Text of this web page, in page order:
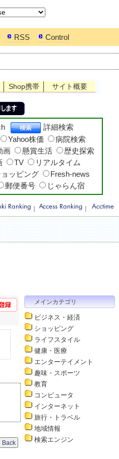
RSS Control
サイト概要
Shop携帯
詳細検索
Yahoo株価
病院検索
画 懸賞生活
歴史探索
TV
リアルタイム
ッピング
Fresh-news
郵便番号 じゃらん宿
メインカテゴリ
ビジネス・経済
ショッピング
ライフスタイル
健康・医療
エンターテイメント
趣味・スポーツ
教育
コンピュータ
インターネット
旅行・トラベル
地域情報
検索エンジン